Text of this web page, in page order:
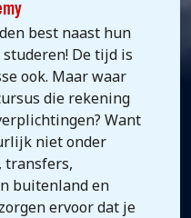
best naast hun
De tijd is
ook. Maar waar
die rekening
Want
niet onder
transfers,
buitenland en
ervoor dat je